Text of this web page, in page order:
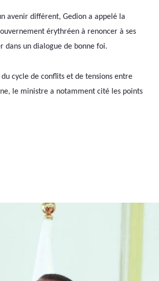
avenir différent, Gedion a appelé la
érythréen à renoncer à ses
dans un dialogue de bonne foi.
cycle de conflits et de tensions entre
le ministre a notamment cité les points